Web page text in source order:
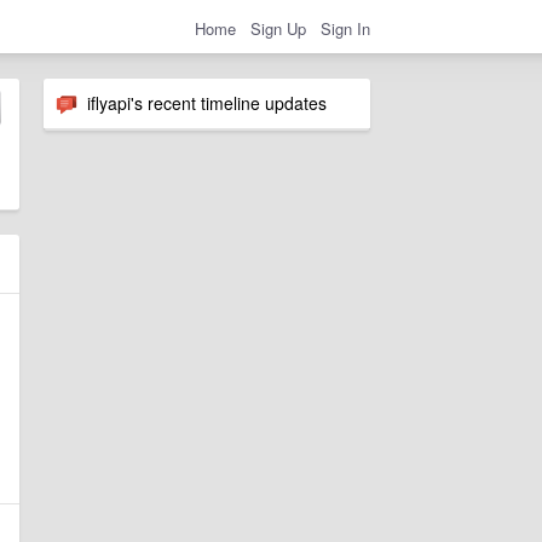
Home Sign Up Sign In
iflyapi's recent timeline updates